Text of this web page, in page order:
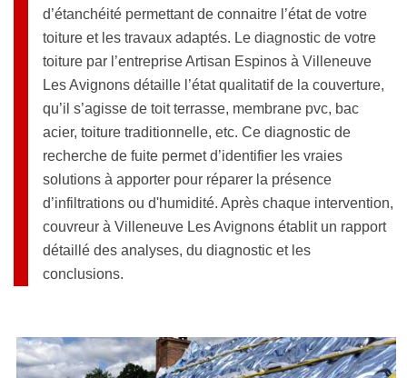
d’étanchéité permettant de connaitre l’état de votre
toiture et les travaux adaptés. Le diagnostic de votre
toiture par l’entreprise Artisan Espinos à Villeneuve
Les Avignons détaille l’état qualitatif de la couverture,
qu’il s’agisse de toit terrasse, membrane pvc, bac
acier, toiture traditionnelle, etc. Ce diagnostic de
recherche de fuite permet d’identifier les vraies
solutions à apporter pour réparer la présence
d’infiltrations ou d'humidité. Après chaque intervention,
couvreur à Villeneuve Les Avignons établit un rapport
détaillé des analyses, du diagnostic et les
conclusions.